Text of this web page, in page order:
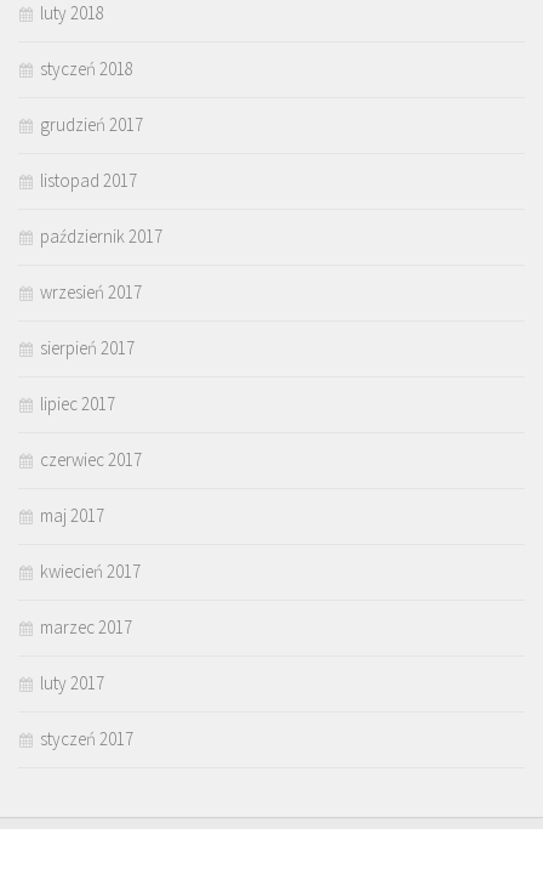
luty 2018
styczeń 2018
grudzień 2017
listopad 2017
październik 2017
wrzesień 2017
sierpień 2017
lipiec 2017
czerwiec 2017
maj 2017
kwiecień 2017
marzec 2017
luty 2017
styczeń 2017